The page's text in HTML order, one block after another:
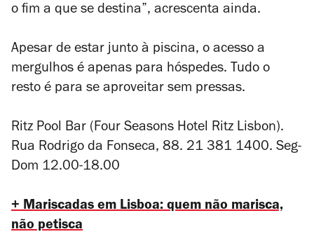
o fim a que se destina”, acrescenta ainda.
Apesar de estar junto à piscina, o acesso a
mergulhos é apenas para hóspedes. Tudo o
resto é para se aproveitar sem pressas.
Ritz Pool Bar (Four Seasons Hotel Ritz Lisbon).
Rua Rodrigo da Fonseca, 88. 21 381 1400. Seg-
Dom 12.00-18.00
+ Mariscadas em Lisboa: quem não marisca,
não petisca